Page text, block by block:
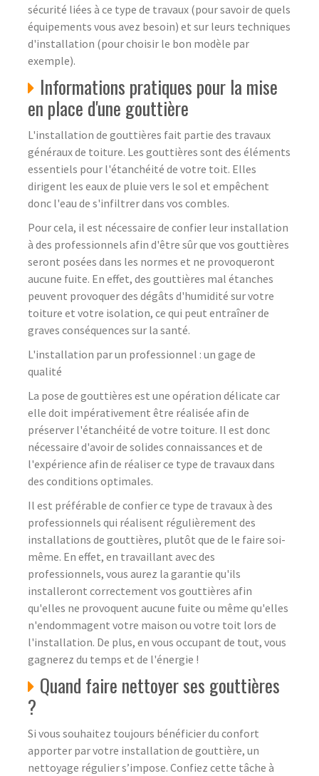
sécurité liées à ce type de travaux (pour savoir de quels
équipements vous avez besoin) et sur leurs techniques
d'installation (pour choisir le bon modèle par
exemple).
Informations pratiques pour la mise
en place d'une gouttière
L'installation de gouttières fait partie des travaux
généraux de toiture. Les gouttières sont des éléments
essentiels pour l'étanchéité de votre toit. Elles
dirigent les eaux de pluie vers le sol et empêchent
donc l'eau de s'infiltrer dans vos combles.
Pour cela, il est nécessaire de confier leur installation
à des professionnels afin d'être sûr que vos gouttières
seront posées dans les normes et ne provoqueront
aucune fuite. En effet, des gouttières mal étanches
peuvent provoquer des dégâts d'humidité sur votre
toiture et votre isolation, ce qui peut entraîner de
graves conséquences sur la santé.
L'installation par un professionnel : un gage de
qualité
La pose de gouttières est une opération délicate car
elle doit impérativement être réalisée afin de
préserver l'étanchéité de votre toiture. Il est donc
nécessaire d'avoir de solides connaissances et de
l'expérience afin de réaliser ce type de travaux dans
des conditions optimales.
Il est préférable de confier ce type de travaux à des
professionnels qui réalisent régulièrement des
installations de gouttières, plutôt que de le faire soi-
même. En effet, en travaillant avec des
professionnels, vous aurez la garantie qu'ils
installeront correctement vos gouttières afin
qu'elles ne provoquent aucune fuite ou même qu'elles
n'endommagent votre maison ou votre toit lors de
l'installation. De plus, en vous occupant de tout, vous
gagnerez du temps et de l'énergie !
Quand faire nettoyer ses gouttières
?
Si vous souhaitez toujours bénéficier du confort
apporter par votre installation de gouttière, un
nettoyage régulier s’impose. Confiez cette tâche à